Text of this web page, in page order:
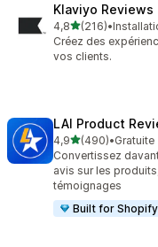
Klaviyo Reviews
4,8étoile(s) sur 5
(216)
216 avis au total
•
Créez des
vos clients.
LAI Product
4,9étoile(s) sur 5
(490)
490 avis au total
•Gratuite
Convertissez
avis sur les
témoignages
Built for Shopify